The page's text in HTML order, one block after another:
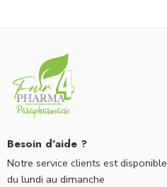
Besoin d'aide ?
Notre service clients est disponible
du lundi au dimanche